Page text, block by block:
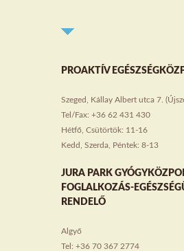
PROAKTÍV
Szeged, Kállay Albert utca 7.
Tel/Fax: +36 62 431 430
Hétfő, Csütörtök: 11-16
Kedd, Szerda, Péntek: 8-13
JURA PARK
FOGLALKOZÁS-
RENDELŐ
Algyő
Tel: +36 70 367 2774